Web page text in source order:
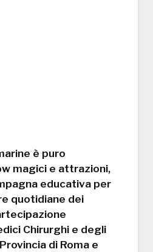
è puro
magici e attrazioni,
educativa per
quotidiane dei
Chirurghi e degli
di Roma e